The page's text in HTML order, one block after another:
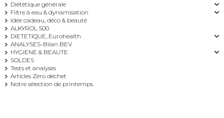
Diététique générale
Filtre à eau & dynamisation
Idée cadeau, déco & beauté
ALKYROL 500
DIETETIQUE, Eurohealth
ANALYSES-Bilan BEV
HYGIENE & BEAUTE
SOLDES
Tests et analyses
Articles Zéro déchet
Notre sélection de printemps